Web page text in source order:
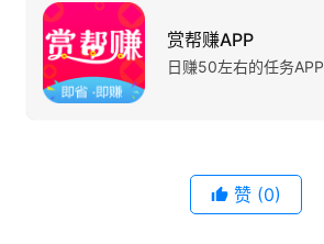
赏帮赚APP
日赚50左右的任务APP
赞 (0)